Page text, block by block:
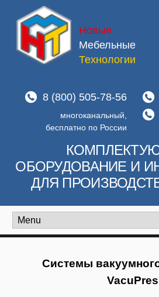
Новые
Мебельные
Технологии
8 (800) 505-78-56
многоканальный,
бесплатно по России
ОБОРУДОВАНИЕ И
ДЛЯ
Системы